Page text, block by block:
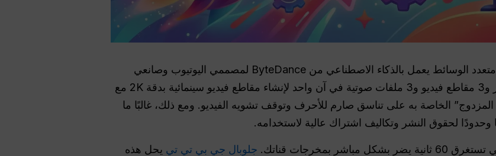
برنامج Seedance للمبدعين هو مولد فيديو متعدد الوسائط يعمل بالذكاء الاصطناعي من ByteDance لمصممي اليوتيوب وصانعي
الأفلام. فهو يعالج النص وما يصل إلى 9 صور و3 مقاطع فيديو و3 ملفات صوتية في آن واحد لإنشاء مقاطع فيديو سينمائية بدقة 2K مع
بنية “الفرع المزدوج” الخاصة به على تناسق صارم للأحرف وتوقف تشويه الفيديو. ومع ذلك، غالبًا ما
وحدودًا لحقوق النشر وتكاليف اشتراك عالية لاستخدامه.
بمخرجات قناتك. جلوبال جي بي تي تي يحل هذه